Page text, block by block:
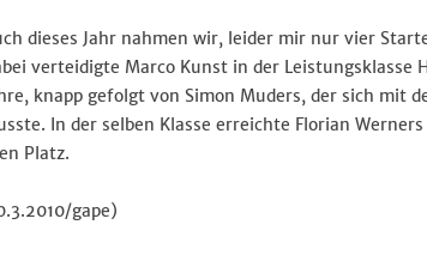
Datenschutz
Digitalisierung im Breitensport
– REACT
Wandersport
Stand Up
dieses Jahr nahmen wir, leider mir nur vier
verteidigte Marco Kunst in der Leistungsklasse
knapp gefolgt von Simon Muders, der sich mit
In der selben Klasse erreichte Florian
Platz.
gape)